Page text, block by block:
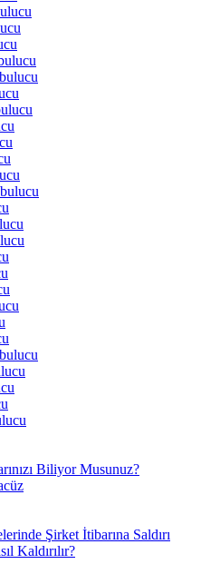
Biliyor Musunuz?
Şirket İtibarına Saldırı
Kaldırılır?